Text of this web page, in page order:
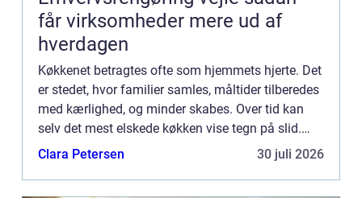
får virksomheder mere ud af
hverdagen
Køkkenet betragtes ofte som hjemmets hjerte. Det
er stedet, hvor familier samles, måltider tilberedes
med kærlighed, og minder skabes. Over tid kan
selv det mest elskede køkken vise tegn på slid.
Skufferne og skabsl&ar...
Clara Petersen 30 juli 2026